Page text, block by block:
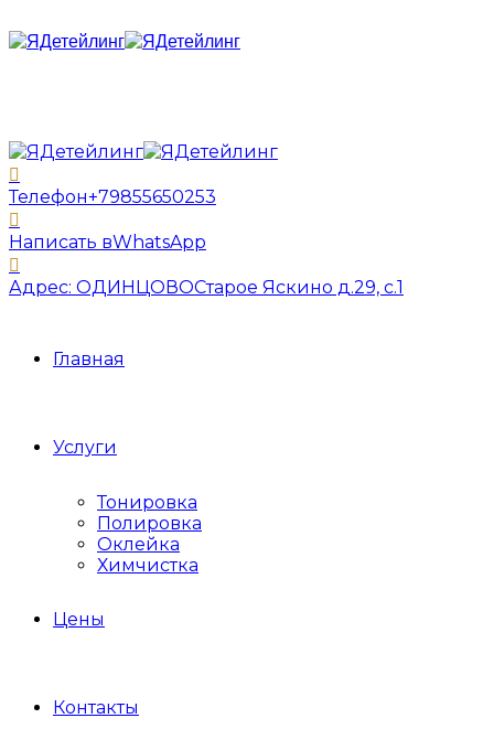
Телефон+79855650253
Написать вWhatsApp
Адрес: ОДИНЦОВОСтарое Яскино д.29, с.1
Главная
Услуги
Тонировка
Полировка
Оклейка
Химчистка
Цены
Контакты